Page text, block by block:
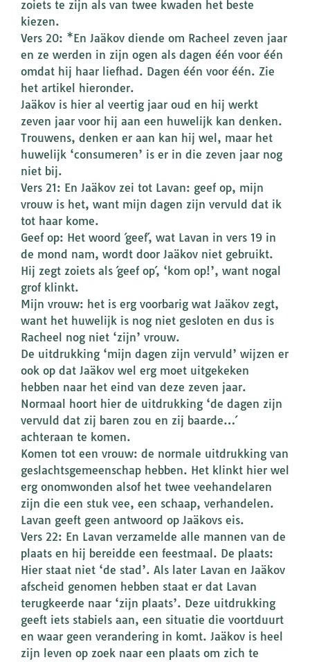
zoiets te zijn als van twee kwaden het beste
kiezen.
Vers 20: *En Jaäkov diende om Racheel zeven jaar
en ze werden in zijn ogen als dagen één voor één
omdat hij haar liefhad. Dagen één voor één. Zie
het artikel hieronder.
Jaäkov is hier al veertig jaar oud en hij werkt
zeven jaar voor hij aan een huwelijk kan denken.
Trouwens, denken er aan kan hij wel, maar het
huwelijk ‘consumeren’ is er in die zeven jaar nog
niet bij.
Vers 21: En Jaäkov zei tot Lavan: geef op, mijn
vrouw is het, want mijn dagen zijn vervuld dat ik
tot haar kome.
Geef op: Het woord ´geef´, wat Lavan in vers 19 in
de mond nam, wordt door Jaäkov niet gebruikt.
Hij zegt zoiets als ´geef op´, ‘kom op!’, want nogal
grof klinkt.
Mijn vrouw: het is erg voorbarig wat Jaäkov zegt,
want het huwelijk is nog niet gesloten en dus is
Racheel nog niet ‘zijn’ vrouw.
De uitdrukking ‘mijn dagen zijn vervuld’ wijzen er
ook op dat Jaäkov wel erg moet uitgekeken
hebben naar het eind van deze zeven jaar.
Normaal hoort hier de uitdrukking ‘de dagen zijn
vervuld dat zij baren zou en zij baarde…´
achteraan te komen.
Komen tot een vrouw: de normale uitdrukking van
geslachtsgemeenschap hebben. Het klinkt hier wel
erg onomwonden alsof het twee veehandelaren
zijn die een stuk vee, een schaap, verhandelen.
Lavan geeft geen antwoord op Jaäkovs eis.
Vers 22: En Lavan verzamelde alle mannen van de
plaats en hij bereidde een feestmaal. De plaats:
Hier staat niet ‘de stad’. Als later Lavan en Jaäkov
afscheid genomen hebben staat er dat Lavan
terugkeerde naar ‘zijn plaats’. Deze uitdrukking
geeft iets stabiels aan, een situatie die voortduurt
en waar geen verandering in komt. Jaäkov is heel
zijn leven op zoek naar een plaats om zich te